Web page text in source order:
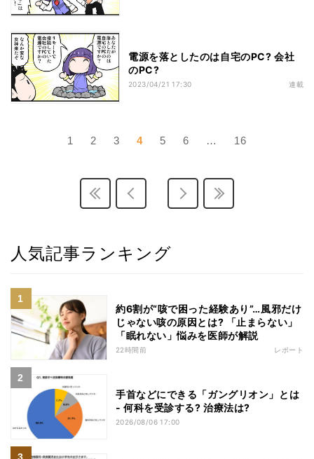
電源を落としたのは自宅のPC? 会社
のPC?
2023/04/21 17:30 連載
1 2 3 4 5 6 … 16
人気記事ランキング
約6割が“咳で困った経験あり”…風邪だけ
じゃない咳の原因とは? 「止まらない」
「眠れない」悩みを医師が解説
22時間前 レポート
手首などにできる「ガングリオン」とは
- 何科を受診する? 治療法は?
2026/08/06 17:00